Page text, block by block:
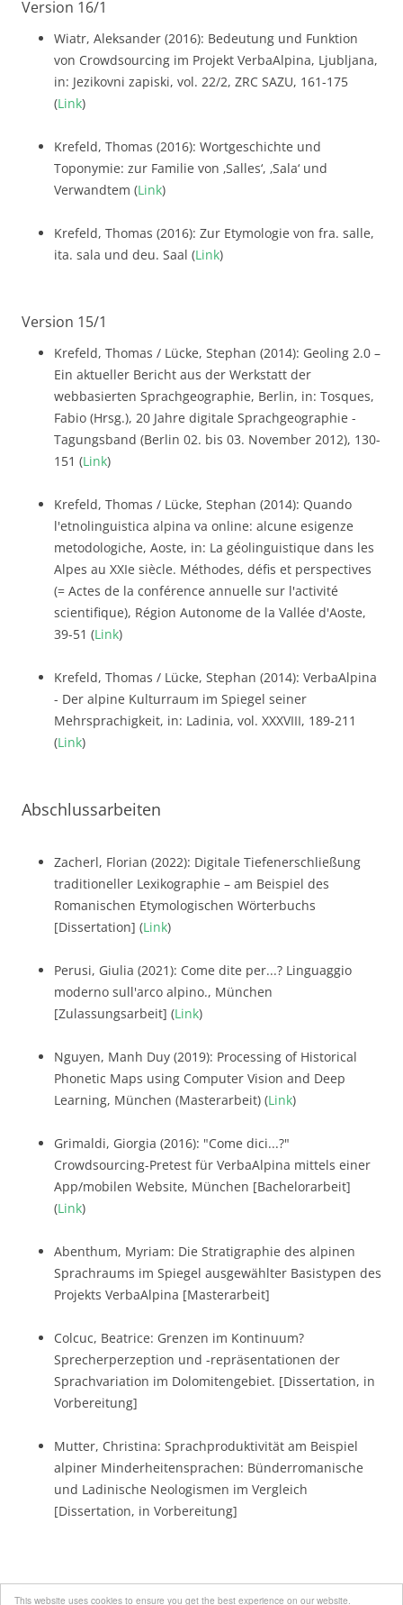
This website uses cookies to ensure you get the best experience on our website.
Version 16/1
Wiatr, Aleksander (2016): Bedeutung und Funktion
von Crowdsourcing im Projekt VerbaAlpina, Ljubljana,
in: Jezikovni zapiski, vol. 22/2, ZRC SAZU, 161-175
(Link)
Krefeld, Thomas (2016): Wortgeschichte und
Toponymie: zur Familie von ‚Salles‘, ‚Sala‘ und
Verwandtem (Link)
Krefeld, Thomas (2016): Zur Etymologie von fra. salle,
ita. sala und deu. Saal (Link)
Version 15/1
Krefeld, Thomas / Lücke, Stephan (2014): Geoling 2.0 –
Ein aktueller Bericht aus der Werkstatt der
webbasierten Sprachgeographie, Berlin, in: Tosques,
Fabio (Hrsg.), 20 Jahre digitale Sprachgeographie -
Tagungsband (Berlin 02. bis 03. November 2012), 130-
151 (Link)
Krefeld, Thomas / Lücke, Stephan (2014): Quando
l'etnolinguistica alpina va online: alcune esigenze
metodologiche, Aoste, in: La géolinguistique dans les
Alpes au XXIe siècle. Méthodes, défis et perspectives
(= Actes de la conférence annuelle sur l'activité
scientifique), Région Autonome de la Vallée d'Aoste,
39-51 (Link)
Krefeld, Thomas / Lücke, Stephan (2014): VerbaAlpina
- Der alpine Kulturraum im Spiegel seiner
Mehrsprachigkeit, in: Ladinia, vol. XXXVIII, 189-211
(Link)
Abschlussarbeiten
Zacherl, Florian (2022): Digitale Tiefenerschließung
traditioneller Lexikographie – am Beispiel des
Romanischen Etymologischen Wörterbuchs
[Dissertation] (Link)
Perusi, Giulia (2021): Come dite per...? Linguaggio
moderno sull'arco alpino., München
[Zulassungsarbeit] (Link)
Nguyen, Manh Duy (2019): Processing of Historical
Phonetic Maps using Computer Vision and Deep
Learning, München (Masterarbeit) (Link)
Grimaldi, Giorgia (2016): "Come dici...?"
Crowdsourcing-Pretest für VerbaAlpina mittels einer
App/mobilen Website, München [Bachelorarbeit]
(Link)
Abenthum, Myriam: Die Stratigraphie des alpinen
Sprachraums im Spiegel ausgewählter Basistypen des
Projekts VerbaAlpina [Masterarbeit]
Colcuc, Beatrice: Grenzen im Kontinuum?
Sprecherperzeption und -repräsentationen der
Sprachvariation im Dolomitengebiet. [Dissertation, in
Vorbereitung]
Mutter, Christina: Sprachproduktivität am Beispiel
alpiner Minderheitensprachen: Bünderromanische
und Ladinische Neologismen im Vergleich
[Dissertation, in Vorbereitung]